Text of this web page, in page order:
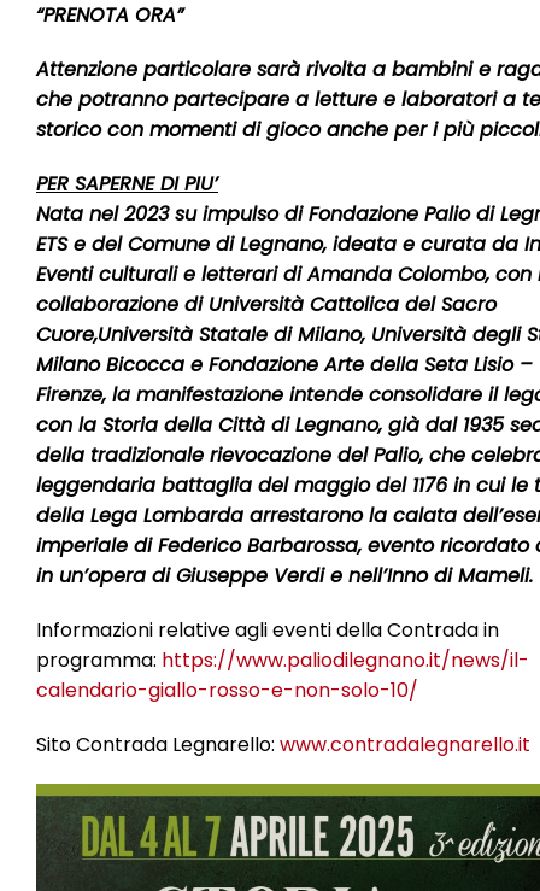
“PRENOTA ORA”
Attenzione particolare sarà rivolta a bambini e
che potranno partecipare a letture e laboratori a
storico con momenti di gioco anche per i più
PER SAPERNE DI PIU’
Nata nel 2023 su impulso di Fondazione Palio di
ETS e del Comune di Legnano, ideata e curata da
Eventi culturali e letterari di Amanda Colombo, con
collaborazione di Università Cattolica del Sacro
Cuore,Università Statale di Milano, Università degli
Milano Bicocca e Fondazione Arte della Seta Lisio –
Firenze, la manifestazione intende consolidare il
con la Storia della Città di Legnano, già dal 1935
della tradizionale rievocazione del Palio, che
leggendaria battaglia del maggio del 1176 in cui le
della Lega Lombarda arrestarono la calata
imperiale di Federico Barbarossa, evento ricordato
in un’opera di Giuseppe Verdi e nell’Inno di Mameli.
Informazioni relative agli eventi della Contrada in
programma: https://www.paliodilegnano.it/news/il-
calendario-giallo-rosso-e-non-solo-10/
Sito Contrada Legnarello: www.contradalegnarello.it